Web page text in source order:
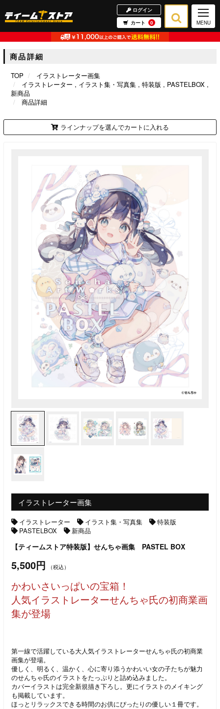
ログイン
カート
0 MENU
商品詳細
TOP
イラストレーター画集
イラストレーター
イラスト集・写真集 特装版
PASTELBOX
新商品
商品詳細
ラインナップを選んでカートに入れる
イラストレーター画集
イラストレーター イラスト集・写真集
特装版
PASTELBOX
新商品
【ティームストア特装版】せんちゃ画集 PASTEL BOX
5,500円 （税込）
かわいさいっぱいの宝箱！
人気イラストレーターせんちゃ氏の初商業画
集が登場
第一線で活躍している大人気イラストレーターせんちゃ氏の初商業
画集が登場。
優しく、明るく、温かく、心に寄り添うかわいい女の子たちが魅力
のせんちゃ氏のイラストをたっぷりと詰め込みました。
カバーイラストは完全新規描き下ろし。更にイラストのメイキング
も掲載しています。
ほっとリラックスできる時間のお供にぴったりの優しい１冊です。